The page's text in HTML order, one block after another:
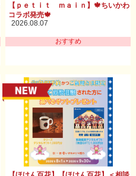
【ｐｅｔｉｔ ｍａｉｎ】🍁ちいかわ
コラボ発売🍁
2026.08.07
おすすめ